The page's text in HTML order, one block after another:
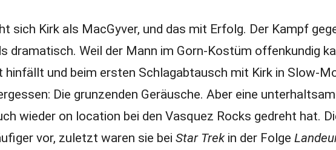
sich Kirk als MacGyver, und das mit Erfolg. Der Kampf
dramatisch. Weil der Mann im Gorn-Kostüm offenkundig
und beim ersten Schlagabtausch mit Kirk in Slow-
Die grunzenden Geräusche. Aber eine
wieder on location bei den Vasquez Rocks gedreht hat.
vor, zuletzt waren sie bei Star Trekin der Folge